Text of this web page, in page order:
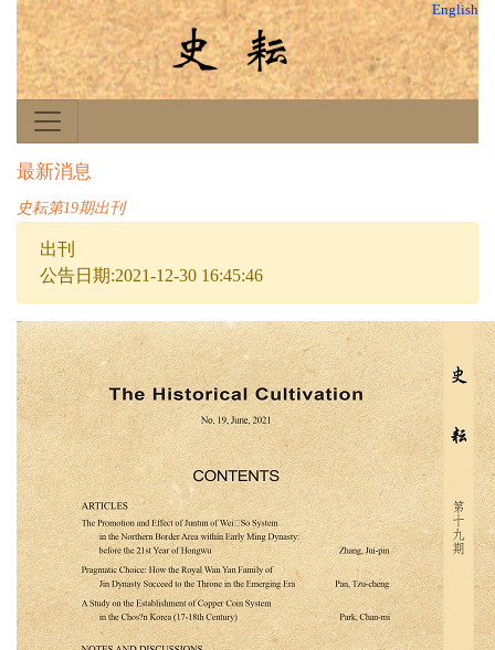
English
最新消息
史耘第19期出刊
出刊
公告日期:2021-12-30 16:45:46